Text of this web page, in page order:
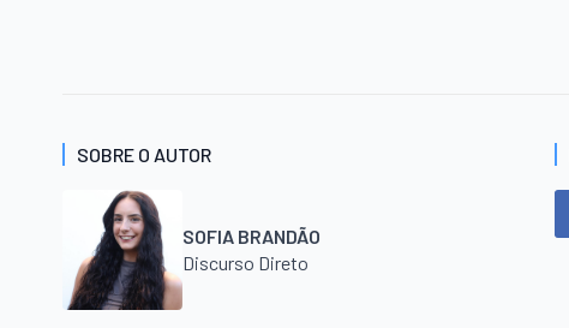
SOBRE O AUTOR
SOFIA BRANDÃO
Discurso Direto